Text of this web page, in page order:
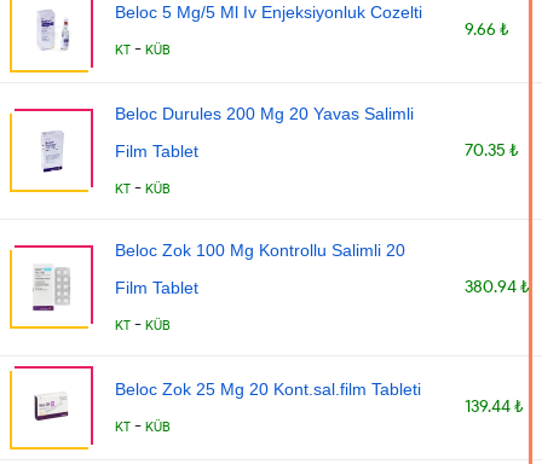
Beloc 5 Mg/5 Ml Iv Enjeksiyonluk Cozelti
KT - KÜB
9.66 ₺
Beloc Durules 200 Mg 20 Yavas Salimli
Film Tablet
KT - KÜB
70.35 ₺
Beloc Zok 100 Mg Kontrollu Salimli 20
Film Tablet
KT - KÜB
380.94 ₺
Beloc Zok 25 Mg 20 Kont.sal.film Tableti
KT - KÜB
139.44 ₺